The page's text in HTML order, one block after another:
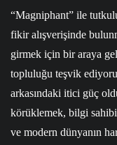
“Magniphant” ile
fikir alışverişinde
girmek için bir araya
topluluğu teşvik
arkasındaki itici güç
körüklemek, bilgi
ve modern dünyanın